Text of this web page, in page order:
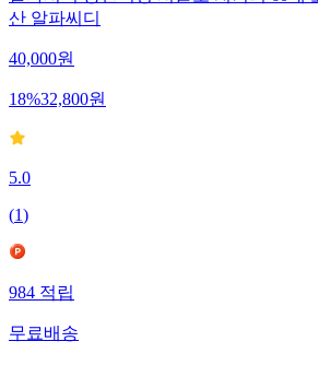
산 알파씨디
40,000원
18%32,800원
5.0
(1)
984적립
무료배송